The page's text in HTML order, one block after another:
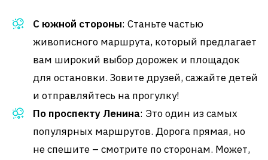
С южной стороны: Станьте частью
живописного маршрута, который предлагает
вам широкий выбор дорожек и площадок
для остановки. Зовите друзей, сажайте детей
и отправляйтесь на прогулку!
По проспекту Ленина: Это один из самых
популярных маршрутов. Дорога прямая, но
не спешите – смотрите по сторонам. Может,